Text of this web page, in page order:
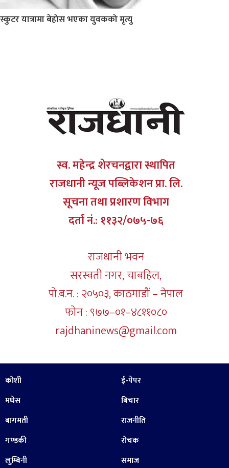
स्कुटर यात्रामा बेहोस भएका युवकको मृत्यु
स्व. महेन्द्र शेरचनद्वारा स्थापित
राजधानी न्यूज पब्लिकेशन प्रा. लि.
सूचना तथा प्रशारण विभाग
दर्ता नं.: ११३२/०७५-७६
राजधानी भवन
सरस्वती नगर, चाबहिल,
पो.ब.न. : २०५०३, काठमाडौं – नेपाल
फोन : ९७७–०१–४८११०८०
rajdhaninews@gmail.com
कोशी
मधेस
बागमती
गण्डकी
लुम्बिनी
ई-पेपर
बिचार
राजनीति
रोचक
समाज